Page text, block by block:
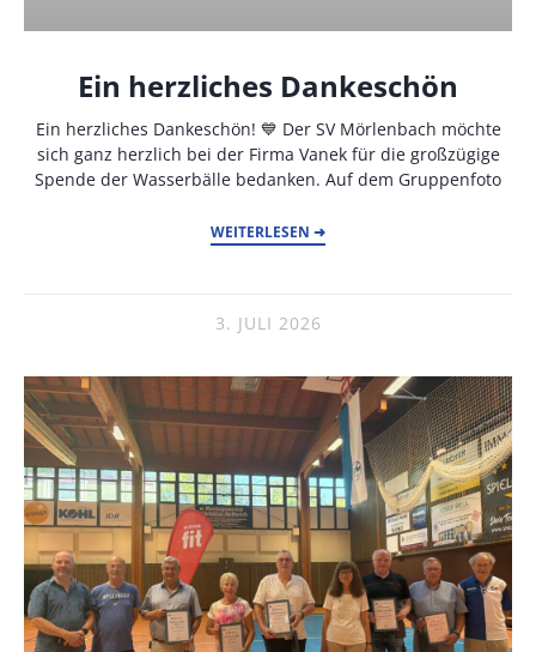
Ein herzliches Dankeschön
Ein herzliches Dankeschön! 💙 Der SV Mörlenbach möchte
sich ganz herzlich bei der Firma Vanek für die großzügige
Spende der Wasserbälle bedanken. Auf dem Gruppenfoto
WEITERLESEN ➜
3. JULI 2026